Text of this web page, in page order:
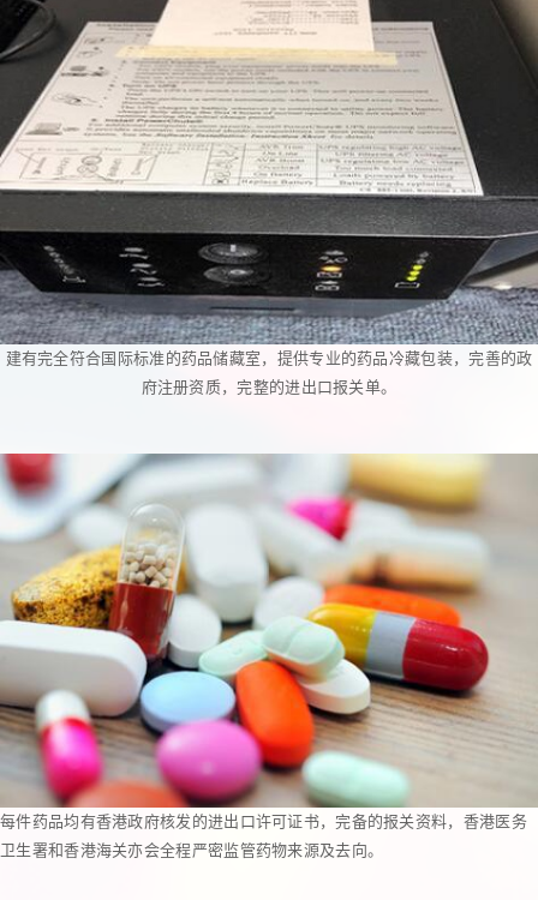
建有完全符合国际标准的药品储藏室，提供专业的药品冷藏包装，完善的政
府注册资质，完整的进出口报关单。
每件药品均有香港政府核发的进出口许可证书，完备的报关资料，香港医务
卫生署和香港海关亦会全程严密监管药物来源及去向。